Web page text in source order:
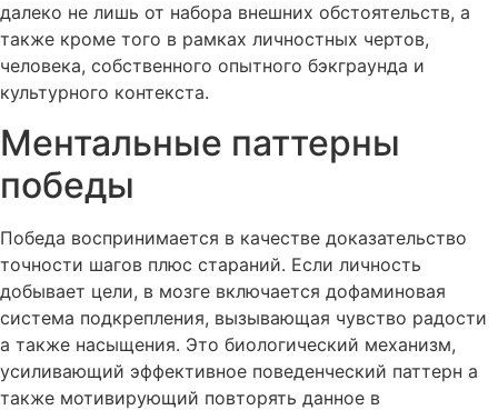
далеко не лишь от набора внешних обстоятельств, а
также кроме того в рамках личностных чертов,
человека, собственного опытного бэкграунда и
культурного контекста.
Ментальные паттерны
победы
Победа воспринимается в качестве доказательство
точности шагов плюс стараний. Если личность
добывает цели, в мозге включается дофаминовая
система подкрепления, вызывающая чувство радости
а также насыщения. Это биологический механизм,
усиливающий эффективное поведенческий паттерн а
также мотивирующий повторять данное в